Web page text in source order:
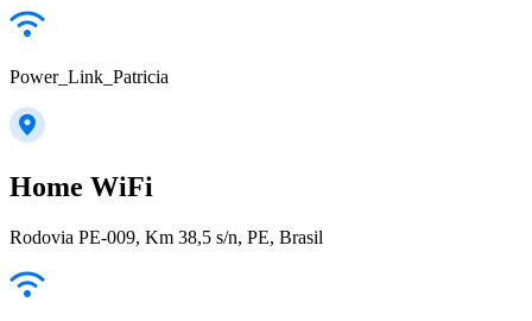
Power_Link_Patricia
Home WiFi
Rodovia PE-009, Km 38,5 s/n, PE, Brasil